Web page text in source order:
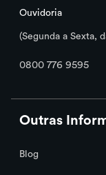
Ouvidoria
(Segunda a Sexta,
0800 776 9595
Outras
Blog